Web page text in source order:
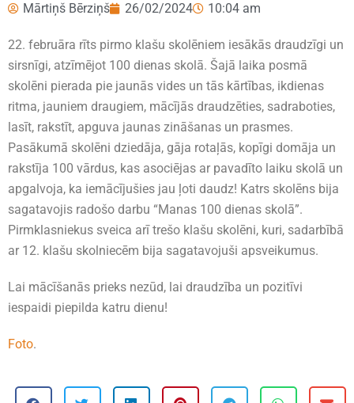
Mārtiņš Bērziņš 26/02/2024 10:04 am
22. februāra rīts pirmo klašu skolēniem iesākās draudzīgi un
sirsnīgi, atzīmējot 100 dienas skolā. Šajā laika posmā
skolēni pierada pie jaunās vides un tās kārtības, ikdienas
ritma, jauniem draugiem, mācījās draudzēties, sadraboties,
lasīt, rakstīt, apguva jaunas zināšanas un prasmes.
Pasākumā skolēni dziedāja, gāja rotaļās, kopīgi domāja un
rakstīja 100 vārdus, kas asociējas ar pavadīto laiku skolā un
apgalvoja, ka iemācījušies jau ļoti daudz! Katrs skolēns bija
sagatavojis radošo darbu “Manas 100 dienas skolā”.
Pirmklasniekus sveica arī trešo klašu skolēni, kuri, sadarbībā
ar 12. klašu skolniecēm bija sagatavojuši apsveikumus.
Lai mācīšanās prieks nezūd, lai draudzība un pozitīvi
iespaidi piepilda katru dienu!
Foto.